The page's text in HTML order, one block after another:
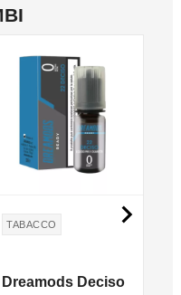
TABACCO
Dreamods Deciso
